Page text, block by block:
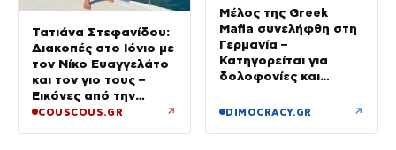
Τατιάνα Στεφανίδου:
Διακοπές στο Ιόνιο με
τον Νίκο Ευαγγελάτο
και τον γιο τους –
Εικόνες από την
Κεφαλονιά
COUSCOUS.GR ↗
Μέλος της Greek
Mafia συνελήφθη στη
Γερμανία –
Κατηγορείται για
δολοφονίες και
DIMOCRACY.GR ↗